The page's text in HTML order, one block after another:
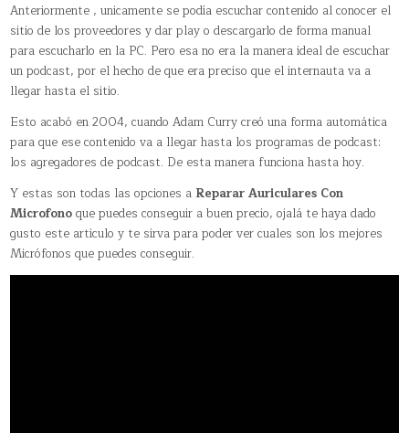
Anteriormente , unicamente se podía escuchar contenido al conocer el
sitio de los proveedores y dar play o descargarlo de forma manual
para escucharlo en la PC. Pero esa no era la manera ideal de escuchar
un podcast, por el hecho de que era preciso que el internauta va a
llegar hasta el sitio.
Esto acabó en 2004, cuando Adam Curry creó una forma automática
para que ese contenido va a llegar hasta los programas de podcast:
los agregadores de podcast. De esta manera funciona hasta hoy.
Y estas son todas las opciones a Reparar Auriculares Con
Microfonoque puedes conseguir a buen precio, ojalá te haya dado
gusto este articulo y te sirva para poder ver cuales son los mejores
Micrófonos que puedes conseguir.